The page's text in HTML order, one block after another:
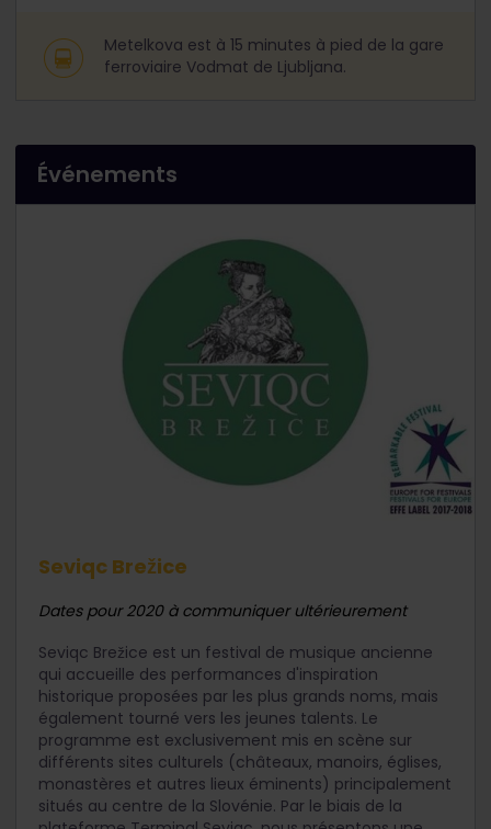
Metelkova est à 15 minutes à pied de la gare
ferroviaire Vodmat de Ljubljana.
Événements
Seviqc Brežice
Dates pour 2020 à communiquer ultérieurement
Seviqc Brežice est un festival de musique ancienne
qui accueille des performances d'inspiration
historique proposées par les plus grands noms, mais
également tourné vers les jeunes talents. Le
programme est exclusivement mis en scène sur
différents sites culturels (châteaux, manoirs, églises,
monastères et autres lieux éminents) principalement
situés au centre de la Slovénie. Par le biais de la